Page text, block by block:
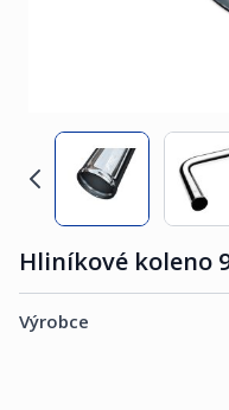
Hliníkové koleno
Výrobce